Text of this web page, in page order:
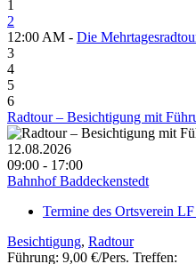
1
2
12:00 AM - Die
3
4
5
6
Radtour – Besichtigung mit
12.08.2026
09:00 - 17:00
Bahnhof Baddeckenstedt
Termine des Ortsverein
Besichtigung, Radtour
Führung: 9,00 €/Pers.